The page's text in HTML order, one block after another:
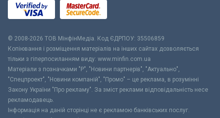
© 2008-2026 ТОВ МiнфiнМедiа. Код ЄДРПОУ: 35506859
Копіювання і розміщення матеріалів на інших сайтах дозволяється
тільки з гіперпосиланням виду: www.minfin.com.ua
Матеріали з позначками "Р", "Новини партнерів", "Актуально",
"Спецпроект", "Новини компаній", "Промо" – це реклама, в розумінні
Закону України "Про рекламу". За зміст реклами відповідальність несе
рекламодавець.
Інформація на даній сторінці не є рекламою банківських послуг.